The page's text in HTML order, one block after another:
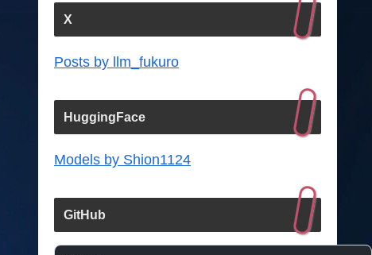
X
Posts by llm_fukuro
HuggingFace
Models by Shion1124
GitHub